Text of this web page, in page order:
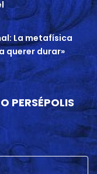
La metafísica
querer durar»
PERSÉPOLIS